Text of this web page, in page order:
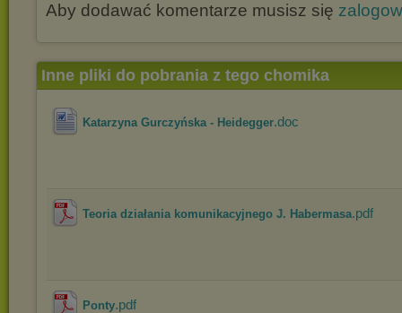
Aby dodawać komentarze musisz się
Inne pliki do pobrania z tego chomika
Katarzyna Gurczyńska - Heidegger.doc
Teoria działania komunikacyjnego J. Habermasa.pdf
Ponty.pdf